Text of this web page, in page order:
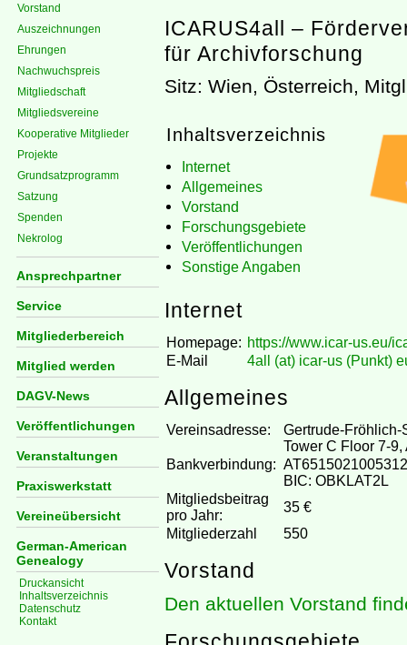
Vorstand
Auszeichnungen
Ehrungen
Nachwuchspreis
Mitgliedschaft
Mitgliedsvereine
Kooperative Mitglieder
Projekte
Grundsatzprogramm
Satzung
Spenden
Nekrolog
Ansprechpartner
Service
Mitgliederbereich
Mitglied werden
DAGV-News
Veröffentlichungen
Veranstaltungen
Praxiswerkstatt
Vereineübersicht
German-American
Genealogy
Druckansicht
Inhaltsverzeichnis
Datenschutz
Kontakt
ICARUS4all –
für Archivforschung
Sitz: Wien, Österreich,
Inhaltsverzeichnis
Internet
Allgemeines
Vorstand
Forschungsgebiete
Veröffentlichungen
Sonstige Angaben
Internet
Homepage: https://www.icar-us.eu/
E-Mail
4all (at) icar-us (Punkt)
Allgemeines
Vereinsadresse:
Gertrude-
Tower C Floor 7-9,
Bankverbindung:
BIC: OBKLAT2L
Mitgliedsbeitrag
pro Jahr:
35 €
Mitgliederzahl
550
Vorstand
Den aktuellen Vorstand